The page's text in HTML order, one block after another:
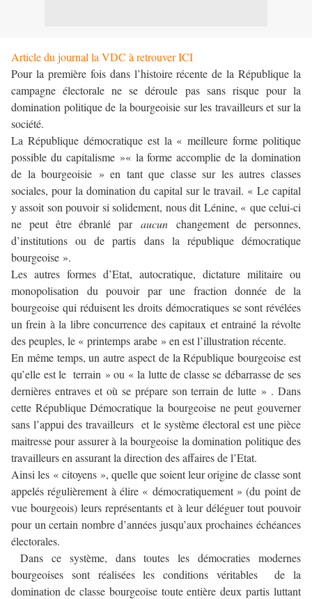
Article du journal la VDC à retrouver ICI
Pour la première fois dans l’histoire récente de la République la
campagne électorale ne se déroule pas sans risque pour la
domination politique de la bourgeoisie sur les travailleurs et sur la
société.
La République démocratique est la « meilleure forme politique
possible du capitalisme »« la forme accomplie de la domination
de la bourgeoisie » en tant que classe sur les autres classes
sociales, pour la domination du capital sur le travail. « Le capital
y assoit son pouvoir si solidement, nous dit Lénine, « que celui-ci
ne peut être ébranlé par aucunchangement de personnes,
d’institutions ou de partis dans la république démocratique
bourgeoise ».
Les autres formes d’Etat, autocratique, dictature militaire ou
monopolisation du pouvoir par une fraction donnée de la
bourgeoise qui réduisent les droits démocratiques se sont révélées
un frein à la libre concurrence des capitaux et entrainé la révolte
des peuples, le « printemps arabe » en est l’illustration récente.
En même temps, un autre aspect de la République bourgeoise est
qu’elle est le terrain » ou « la lutte de classe se débarrasse de ses
dernières entraves et où se prépare son terrain de lutte » . Dans
cette République Démocratique la bourgeoise ne peut gouverner
sans l’appui des travailleurs et le système électoral est une pièce
maitresse pour assurer à la bourgeoise la domination politique des
travailleurs en assurant la direction des affaires de l’Etat.
Ainsi les « citoyens », quelle que soient leur origine de classe sont
appelés régulièrement à élire « démocratiquement » (du point de
vue bourgeois) leurs représentants et à leur déléguer tout pouvoir
pour un certain nombre d’années jusqu’aux prochaines échéances
électorales.
Dans ce système, dans toutes les démocraties modernes
bourgeoises sont réalisées les conditions véritables de la
domination de classe bourgeoise toute entière deux partis luttant